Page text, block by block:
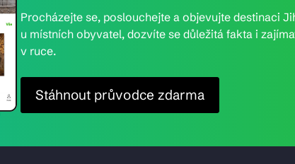
Procházejte se, poslouchejte a objevujte destinaci
u místních obyvatel, dozvíte se důležitá fakta i
v ruce.
Stáhnout průvodce zdarma